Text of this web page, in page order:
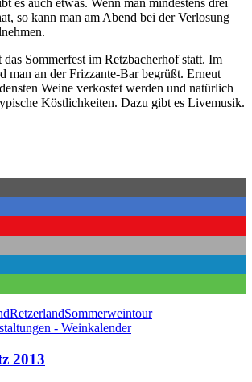
es auch etwas. Wenn man mindestens drei
so kann man am Abend bei der Verlosung
Sommerfest im Retzbacherhof statt. Im
man an der Frizzante-Bar begrüßt. Erneut
Weine verkostet werden und natürlich
Köstlichkeiten. Dazu gibt es Livemusik.
RetzerlandSommerweintour
- Weinkalender
2013